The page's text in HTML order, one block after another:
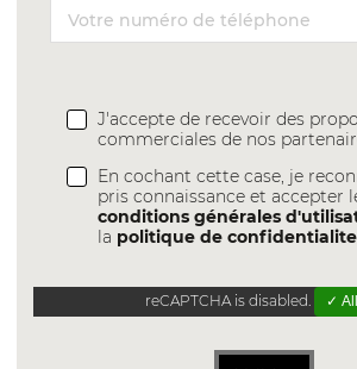
J'accepte de recevoir des
commerciales de nos
En cochant cette case, je
pris connaissance et accepter
conditions générales
la politique de confidentialite
reCAPTCHA is disabled. ✓